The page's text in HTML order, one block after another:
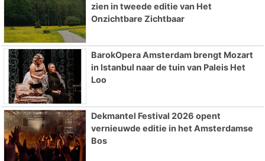
zien in tweede editie van Het
Onzichtbare Zichtbaar
BarokOpera Amsterdam brengt Mozart
in Istanbul naar de tuin van Paleis Het
Loo
Dekmantel Festival 2026 opent
vernieuwde editie in het Amsterdamse
Bos